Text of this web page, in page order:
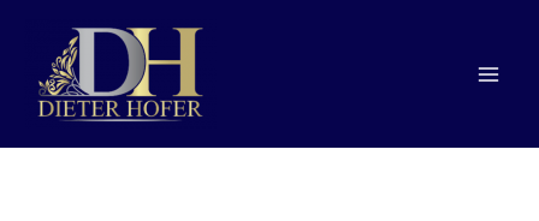
springen
Navigation
springen
springen